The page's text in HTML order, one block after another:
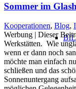
Sommer im
Kooperationen, Blog,
Werbung | Dieser
Werkstätten. Wie
wenn er dann noch
möchte man einfach
schließen und das
Sonnenuntergang